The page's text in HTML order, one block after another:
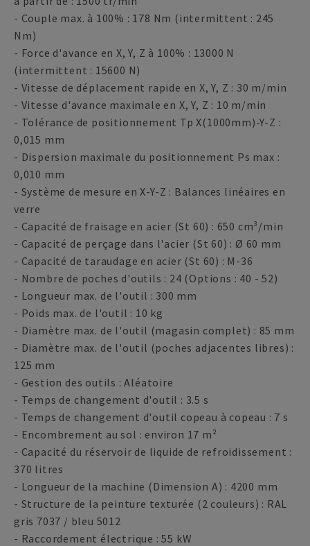
- Couple max. à 100% : 178 Nm (intermittent : 245
Nm)
- Force d'avance en X, Y, Z à 100% : 13000 N
(intermittent : 15600 N)
- Vitesse de déplacement rapide en X, Y, Z : 30 m/min
- Vitesse d'avance maximale en X, Y, Z : 10 m/min
- Tolérance de positionnement Tp X(1000mm)-Y-Z :
0,015 mm
- Dispersion maximale du positionnement Ps max :
0,010 mm
- Système de mesure en X-Y-Z : Balances linéaires en
verre
- Capacité de fraisage en acier (St 60) : 650 cm³/min
- Capacité de perçage dans l'acier (St 60) : Ø 60 mm
- Capacité de taraudage en acier (St 60) : M-36
- Nombre de poches d'outils : 24 (Options : 40 - 52)
- Longueur max. de l'outil : 300 mm
- Poids max. de l'outil : 10 kg
- Diamètre max. de l'outil (magasin complet) : 85 mm
- Diamètre max. de l'outil (poches adjacentes libres) :
125 mm
- Gestion des outils : Aléatoire
- Temps de changement d'outil : 3.5 s
- Temps de changement d'outil copeau à copeau : 7 s
- Encombrement au sol : environ 17 m²
- Capacité du réservoir de liquide de refroidissement :
370 litres
- Longueur de la machine (Dimension A) : 4200 mm
- Structure de la peinture texturée (2 couleurs) : RAL
gris 7037 / bleu 5012
- Raccordement électrique : 55 kW